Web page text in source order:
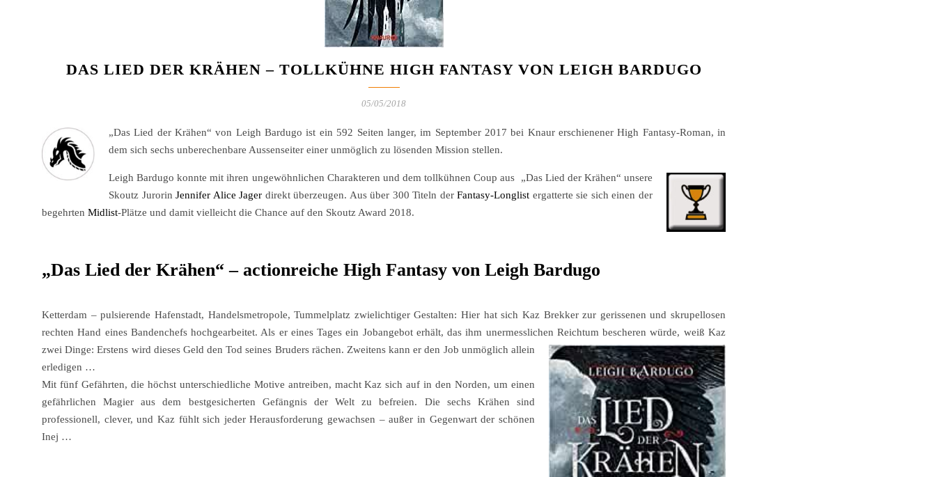
DAS LIED DER KRÄHEN – TOLLKÜHNE HIGH FANTASY VON LEIGH BARDUGO
05/05/2018
„Das Lied der Krähen“ von Leigh Bardugo ist ein 592 Seiten langer, im September 2017 bei Knaur erschienener High Fantasy-Roman, in
dem sich sechs unberechenbare Aussenseiter einer unmöglich zu lösenden Mission stellen.
Leigh Bardugo konnte mit ihren ungewöhnlichen Charakteren und dem tollkühnen Coup aus „Das Lied der Krähen“ unsere
Skoutz JurorinJennifer Alice Jager direkt überzeugen. Aus über 300 Titeln derFantasy-Longlist ergatterte sie sich einen der
begehrten Midlist-Plätze und damit vielleicht die Chance auf den Skoutz Award 2018.
„Das Lied der Krähen“ – actionreiche High Fantasy von Leigh Bardugo
Ketterdam – pulsierende Hafenstadt, Handelsmetropole, Tummelplatz zwielichtiger Gestalten: Hier hat sich Kaz Brekker zur gerissenen und skrupellosen
rechten Hand eines Bandenchefs hochgearbeitet. Als er eines Tages ein Jobangebot erhält, das ihm unermesslichen Reichtum bescheren würde, weiß Kaz
zwei Dinge: Erstens wird dieses Geld den Tod seines Bruders rächen. Zweitens kann er den Job unmöglich allein
erledigen …
Mit fünf Gefährten, die höchst unterschiedliche Motive antreiben, macht Kaz sich auf in den Norden, um einen
gefährlichen Magier aus dem bestgesicherten Gefängnis der Welt zu befreien. Die sechs Krähen sind
professionell, clever, und Kaz fühlt sich jeder Herausforderung gewachsen – außer in Gegenwart der schönen
Inej …